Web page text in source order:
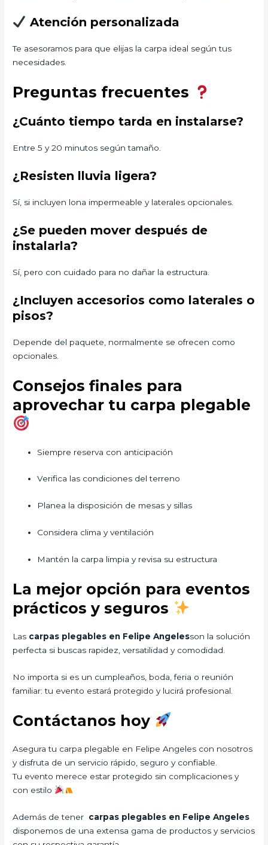
Atención personalizada
Te asesoramos para que elijas la carpa ideal según tus
necesidades.
Preguntas frecuentes
¿Cuánto tiempo tarda en instalarse?
Entre 5 y 20 minutos según tamaño.
¿Resisten lluvia ligera?
Sí, si incluyen lona impermeable y laterales opcionales.
¿Se pueden mover después de
instalarla?
Sí, pero con cuidado para no dañar la estructura.
¿Incluyen accesorios como laterales o
pisos?
Depende del paquete, normalmente se ofrecen como
opcionales.
Consejos finales para
aprovechar tu carpa plegable
Siempre reserva con anticipación
Verifica las condiciones del terreno
Planea la disposición de mesas y sillas
Considera clima y ventilación
Mantén la carpa limpia y revisa su estructura
La mejor opción para eventos
prácticos y seguros
Las carpas plegables en Felipe Angelesson la solución
perfecta si buscas rapidez, versatilidad y comodidad.
No importa si es un cumpleaños, boda, feria o reunión
familiar: tu evento estará protegido y lucirá profesional.
Contáctanos hoy
Asegura tu carpa plegable en Felipe Angeles con nosotros
y disfruta de un servicio rápido, seguro y confiable.
Tu evento merece estar protegido sin complicaciones y
con estilo
Además de tener carpas plegables en Felipe Angeles
disponemos de una extensa gama de productos y servicios